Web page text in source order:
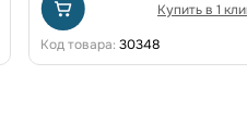
Купить в 1
Код товара: 30348